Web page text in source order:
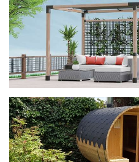
Беседки